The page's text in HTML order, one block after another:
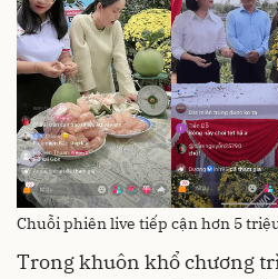
Chuỗi phiên live tiếp cận hơn 5
Trong khuôn khổ chương